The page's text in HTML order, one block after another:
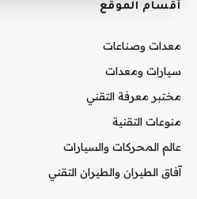
أقسام الموقع
معدات وصناعات
سيارات ومعدات
مختبر معرفة التقني
منوعات التقنية
عالم المحركات والسيارات
آفاق الطيران والطيران التقني